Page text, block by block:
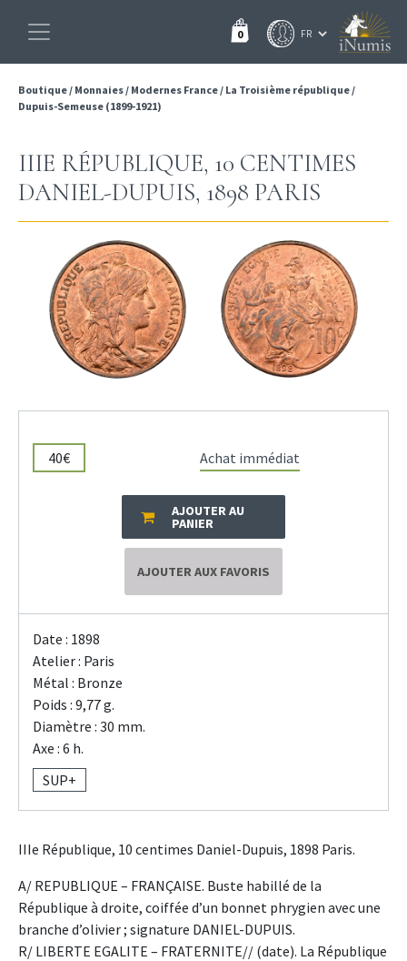
0
Boutique/ Monnaies/ Modernes France/ La Troisième république/
Dupuis-Semeuse (1899-1921)
IIIE RÉPUBLIQUE, 10 CENTIMES
DANIEL-DUPUIS, 1898 PARIS
40€ Achat immédiat
AJOUTER AU
PANIER
AJOUTER AUX FAVORIS
Date : 1898
Atelier : Paris
Métal : Bronze
Poids : 9,77 g.
Diamètre : 30 mm.
Axe : 6 h.
SUP+
IIIe République, 10 centimes Daniel-Dupuis, 1898 Paris.
A/ REPUBLIQUE – FRANÇAISE. Buste habillé de la
République à droite, coiffée d’un bonnet phrygien avec une
branche d’olivier ; signature DANIEL-DUPUIS.
R/ LIBERTE EGALITE – FRATERNITE// (date). La République